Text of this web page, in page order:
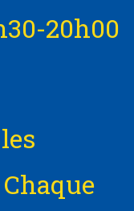
20h00